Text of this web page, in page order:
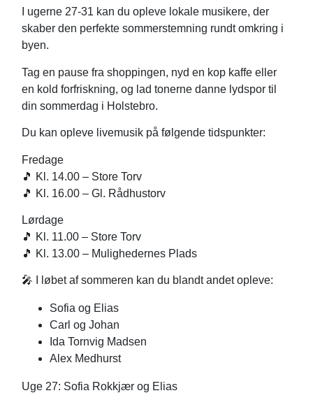
I ugerne 27-31 kan du opleve lokale musikere, der
skaber den perfekte sommerstemning rundt omkring i
byen.
Tag en pause fra shoppingen, nyd en kop kaffe eller
en kold forfriskning, og lad tonerne danne lydspor til
din sommerdag i Holstebro.
Du kan opleve livemusik på følgende tidspunkter:
Fredage
🎵 Kl. 14.00 – Store Torv
🎵 Kl. 16.00 – Gl. Rådhustorv
Lørdage
🎵 Kl. 11.00 – Store Torv
🎵 Kl. 13.00 – Mulighedernes Plads
🎤 I løbet af sommeren kan du blandt andet opleve:
Sofia og Elias
Carl og Johan
Ida Tornvig Madsen
Alex Medhurst
Uge 27: Sofia Rokkjær og Elias